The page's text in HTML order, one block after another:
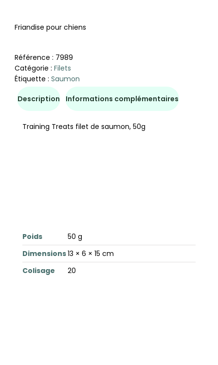
Friandise pour chiens
Référence : 7989
Catégorie : Filets
Étiquette : Saumon
Description Informations complémentaires
Training Treats filet de saumon, 50g
Poids
50 g
Dimensions13 × 6 × 15 cm
Colisage
20